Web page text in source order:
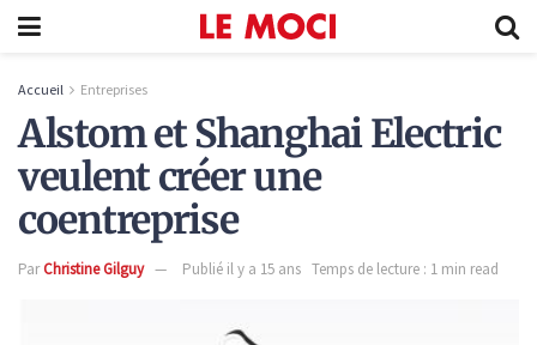
Accueil Entreprises
Alstom et Shanghai Electric
veulent créer une
coentreprise
ParChristine Gilguy Publié il y a 15 ans Temps de lecture : 1 min read